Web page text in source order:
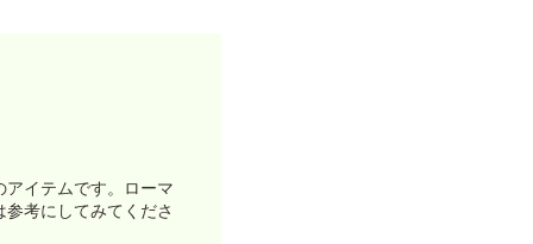
イテムです。ローマ
考にしてみてくださ